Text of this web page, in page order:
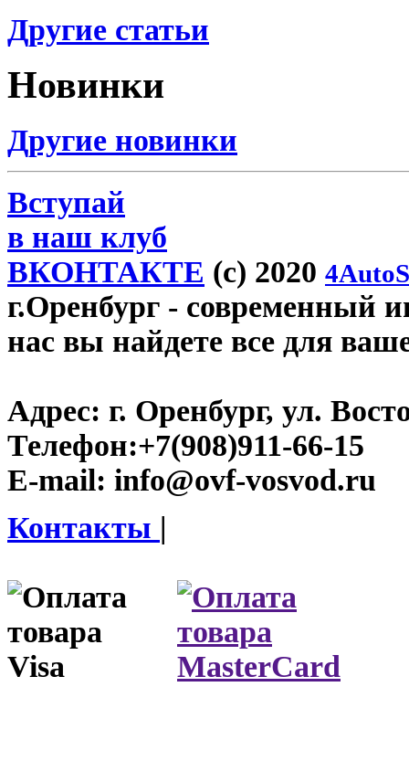
Другие статьи
Новинки
Другие новинки
Вступай
в наш клуб
ВКОНТАКТЕ (c) 2020
г.Оренбург - современный
нас вы найдете все для
Адрес: г. Оренбург, ул.
Телефон:+7(908)911-66-15
E-mail: info@ovf-vosvod.ru
Контакты |